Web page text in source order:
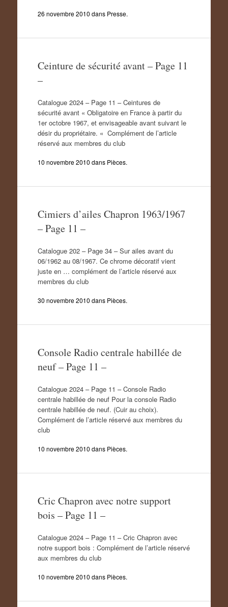
26 novembre 2010 dans Presse.
Ceinture de sécurité avant – Page 11
–
Catalogue 2024 – Page 11 – Ceintures de
sécurité avant « Obligatoire en France à partir du
1er octobre 1967, et envisageable avant suivant le
désir du propriétaire. « Complément de l’article
réservé aux membres du club
10 novembre 2010 dans Pièces.
Cimiers d’ailes Chapron 1963/1967
– Page 11 –
Catalogue 202 – Page 34 – Sur ailes avant du
06/1962 au 08/1967. Ce chrome décoratif vient
juste en … complément de l’article réservé aux
membres du club
30 novembre 2010 dans Pièces.
Console Radio centrale habillée de
neuf – Page 11 –
Catalogue 2024 – Page 11 – Console Radio
centrale habillée de neuf Pour la console Radio
centrale habillée de neuf. (Cuir au choix).
Complément de l’article réservé aux membres du
club
10 novembre 2010 dans Pièces.
Cric Chapron avec notre support
bois – Page 11 –
Catalogue 2024 – Page 11 – Cric Chapron avec
notre support bois : Complément de l’article réservé
aux membres du club
10 novembre 2010 dans Pièces.